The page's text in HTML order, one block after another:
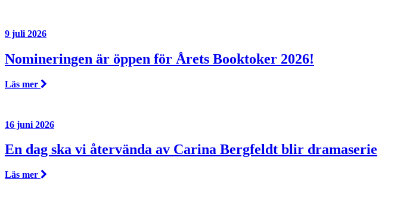
9 juli 2026
Nomineringen är öppen för Årets Booktoker 2026!
Läs mer
16 juni 2026
En dag ska vi återvända av Carina Bergfeldt blir dramaserie
Läs mer